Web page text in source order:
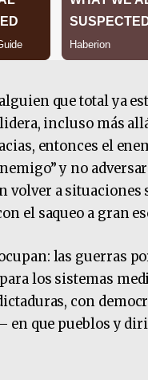
que total ya
incluso más
entonces el
y no
volver a
el saqueo a gran
las guerras
los sistemas
con
en que pueblos y